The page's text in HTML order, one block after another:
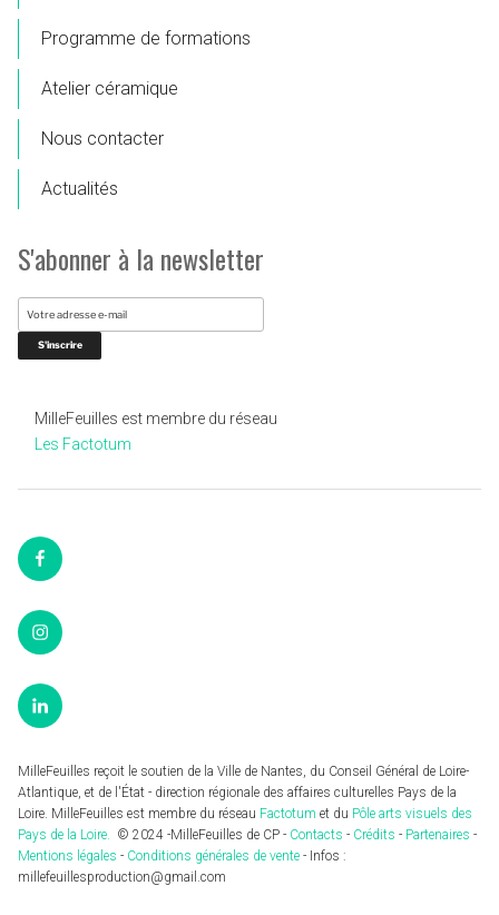
Programme de formations
Atelier céramique
Nous contacter
Actualités
S'abonner à la newsletter
MilleFeuilles est membre du réseau
Les Factotum
Facebook
Instagram
LinkedIn
MilleFeuilles reçoit le soutien de la Ville de Nantes, du Conseil Général de Loire-
Atlantique, et de l'État - direction régionale des affaires culturelles Pays de la
Loire. MilleFeuilles est membre du réseau Factotum et du Pôle arts visuels des
Pays de la Loire.
© 2024 -MilleFeuilles de CP - Contacts - Crédits - Partenaires -
Mentions légales - Conditions générales de vente - Infos :
millefeuillesproduction@gmail.com